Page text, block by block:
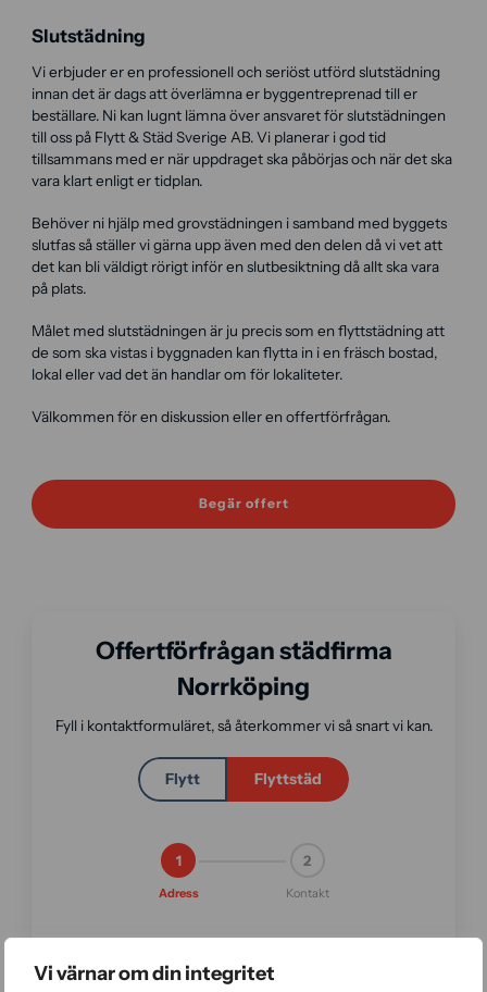
Vi värnar om din integritet
Slutstädning
Vi erbjuder er en professionell och seriöst utförd slutstädning
innan det är dags att överlämna er byggentreprenad till er
beställare. Ni kan lugnt lämna över ansvaret för slutstädningen
till oss på Flytt & Städ Sverige AB. Vi planerar i god tid
tillsammans med er när uppdraget ska påbörjas och när det ska
vara klart enligt er tidplan.
Behöver ni hjälp med grovstädningen i samband med byggets
slutfas så ställer vi gärna upp även med den delen då vi vet att
det kan bli väldigt rörigt inför en slutbesiktning då allt ska vara
på plats.
Målet med slutstädningen är ju precis som en flyttstädning att
de som ska vistas i byggnaden kan flytta in i en fräsch bostad,
lokal eller vad det än handlar om för lokaliteter.
Välkommen för en diskussion eller en offertförfrågan.
Begär offert
Offertförfrågan städfirma
Norrköping
Fyll i kontaktformuläret, så återkommer vi så snart vi kan.
Flytt Flyttstäd
1
Adress
2
Kontakt
Adress *